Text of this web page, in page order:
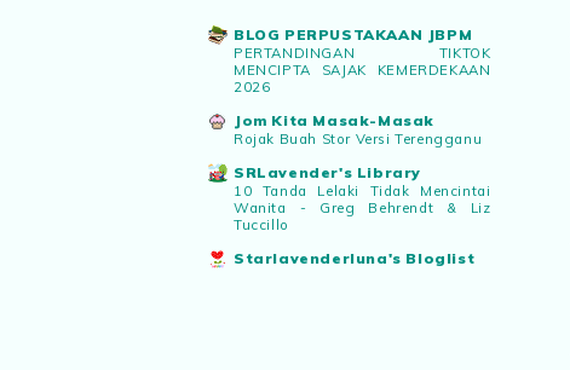
BLOG PERPUSTAKAAN JBPM
PERTANDINGAN TIKTOK
MENCIPTA SAJAK KEMERDEKAAN
2026
Jom Kita Masak-Masak
Rojak Buah Stor Versi Terengganu
SRLavender's Library
10 Tanda Lelaki Tidak Mencintai
Wanita - Greg Behrendt & Liz
Tuccillo
Starlavenderluna's Bloglist